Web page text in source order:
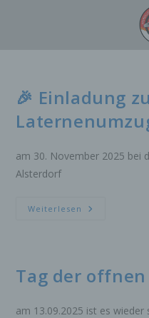
🎉 Einladung
am 30. November 2025 bei
Alsterdorf
Weiterlesen 🎉
Tag der
am 13.09.2025 ist es